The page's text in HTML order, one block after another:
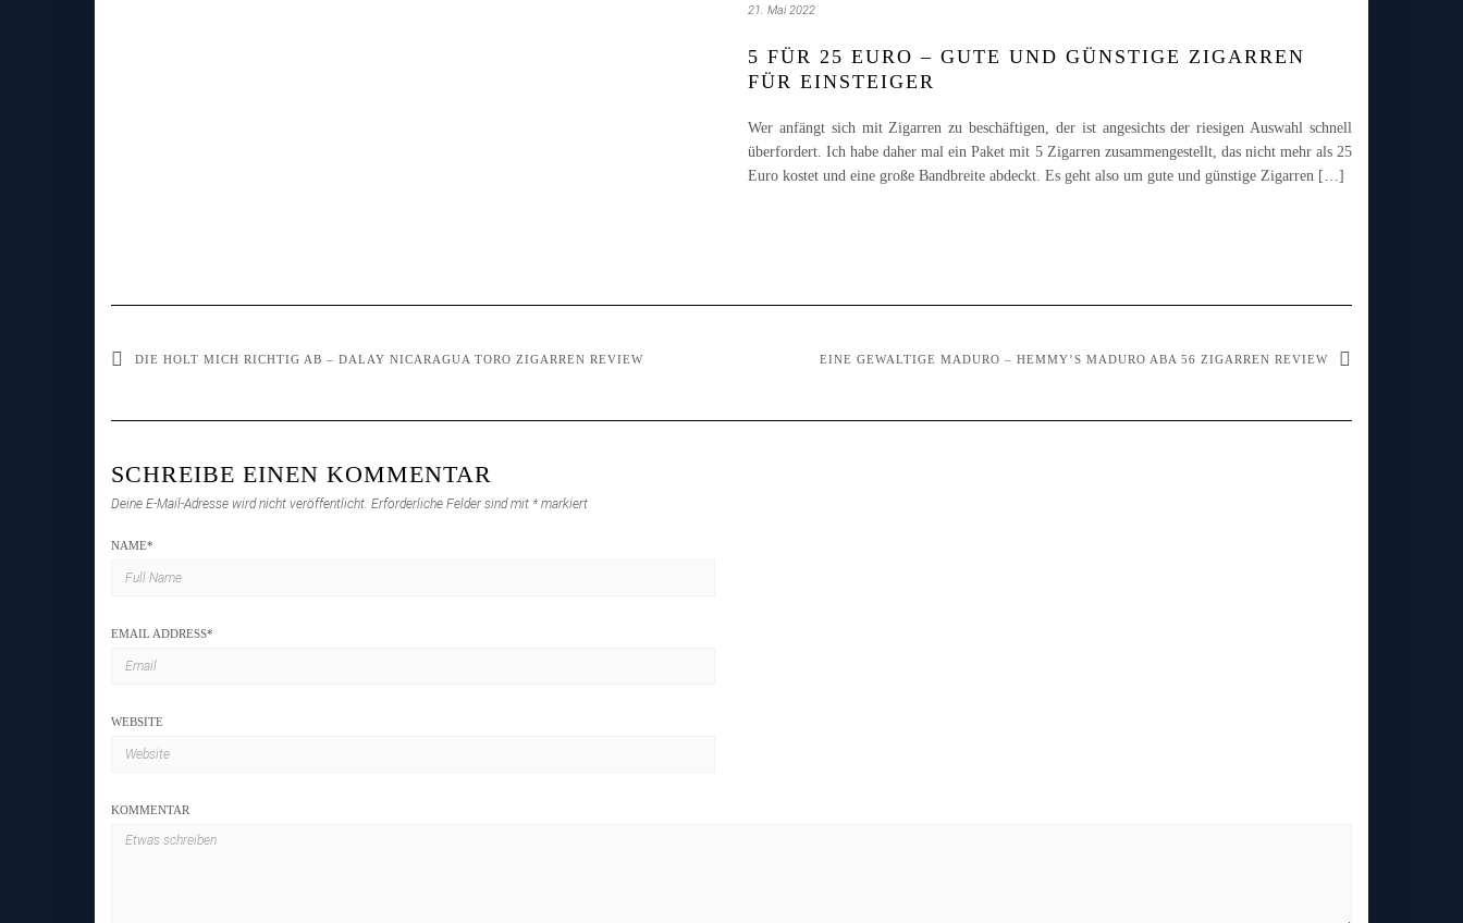
21. Mai 2022
5 FÜR 25 EURO – GUTE UND GÜNSTIGE ZIGARREN
FÜR EINSTEIGER
Wer anfängt sich mit Zigarren zu beschäftigen, der ist angesichts der riesigen Auswahl schnell
überfordert. Ich habe daher mal ein Paket mit 5 Zigarren zusammengestellt, das nicht mehr als 25
Euro kostet und eine große Bandbreite abdeckt. Es geht also um gute und günstige Zigarren […]
DIE HOLT MICH RICHTIG AB – DALAY NICARAGUA TORO ZIGARREN REVIEW EINE GEWALTIGE MADURO – HEMMY’S MADURO ABA 56 ZIGARREN REVIEW
SCHREIBE EINEN KOMMENTAR
Deine E-Mail-Adresse wird nicht veröffentlicht. Erforderliche Felder sind mit * markiert
NAME*
EMAIL ADDRESS*
WEBSITE
KOMMENTAR